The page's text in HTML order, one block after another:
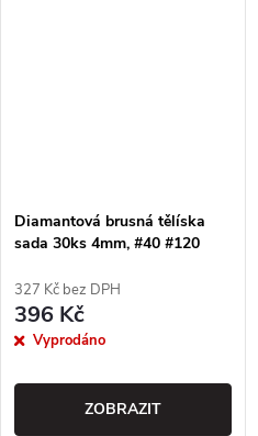
Diamantová brusná tělíska
sada 30ks 4mm, #40 #120
327 Kč bez DPH
396 Kč
Vyprodáno
ZOBRAZIT